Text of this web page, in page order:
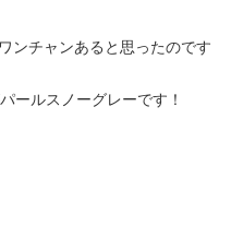
ンチャンあると思ったのです
ールスノーグレーです！